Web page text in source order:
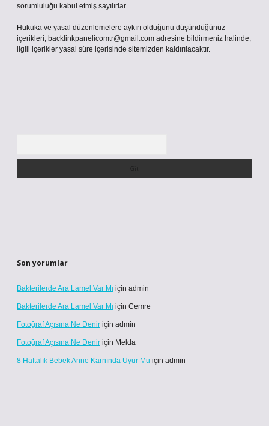
sorumluluğu kabul etmiş sayılırlar.
Hukuka ve yasal düzenlemelere aykırı olduğunu düşündüğünüz
içerikleri, backlinkpanelicomtr@gmail.com adresine bildirmeniz halinde,
ilgili içerikler yasal süre içerisinde sitemizden kaldırılacaktır.
Son yorumlar
Bakterilerde Ara Lamel Var Mı için admin
Bakterilerde Ara Lamel Var Mı için Cemre
Fotoğraf Açısına Ne Denir için admin
Fotoğraf Açısına Ne Denir için Melda
8 Haftalık Bebek Anne Karnında Uyur Mu için admin